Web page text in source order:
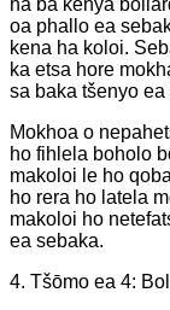
ha ba kenya
oa phallo ea
kena ha koloi.
ka etsa hore
sa baka tšenyo
Mokhoa o
ho fihlela boholo
makoloi le ho
ho rera ho latela
makoloi ho
ea sebaka.
4. Tšōmo ea 4: